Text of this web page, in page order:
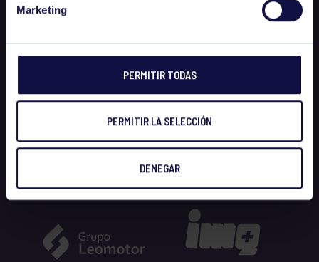
Marketing
PERMITIR TODAS
PERMITIR LA SELECCIÓN
DENEGAR